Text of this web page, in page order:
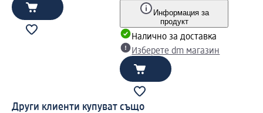
Информация за
продукт
Налично за доставка
Изберете dm магазин
Други клиенти купуват също